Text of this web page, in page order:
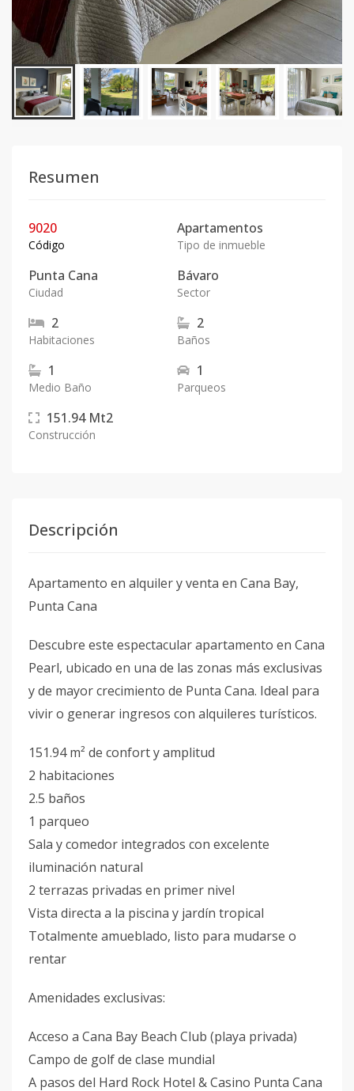
Resumen
9020
Código
Apartamentos
Tipo de inmueble
Punta Cana
Ciudad
Bávaro
Sector
2
Habitaciones
2
Baños
1
Medio Baño
1
Parqueos
151.94 Mt2
Construcción
Descripción
Apartamento en alquiler y venta en Cana Bay,
Punta Cana
Descubre este espectacular apartamento en Cana
Pearl, ubicado en una de las zonas más exclusivas
y de mayor crecimiento de Punta Cana. Ideal para
vivir o generar ingresos con alquileres turísticos.
151.94 m² de confort y amplitud
2 habitaciones
2.5 baños
1 parqueo
Sala y comedor integrados con excelente
iluminación natural
2 terrazas privadas en primer nivel
Vista directa a la piscina y jardín tropical
Totalmente amueblado, listo para mudarse o
rentar
Amenidades exclusivas:
Acceso a Cana Bay Beach Club (playa privada)
Campo de golf de clase mundial
A pasos del Hard Rock Hotel & Casino Punta Cana